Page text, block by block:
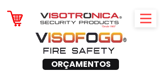
ORÇAMENTOS